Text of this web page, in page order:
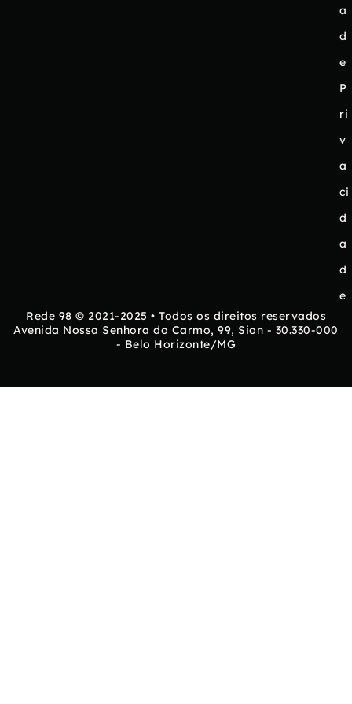
a
d
e
P
ri
v
a
ci
d
a
d
e
Rede 98 © 2021-2025 • Todos os direitos reservados
Avenida Nossa Senhora do Carmo, 99, Sion - 30.330-000
- Belo Horizonte/MG